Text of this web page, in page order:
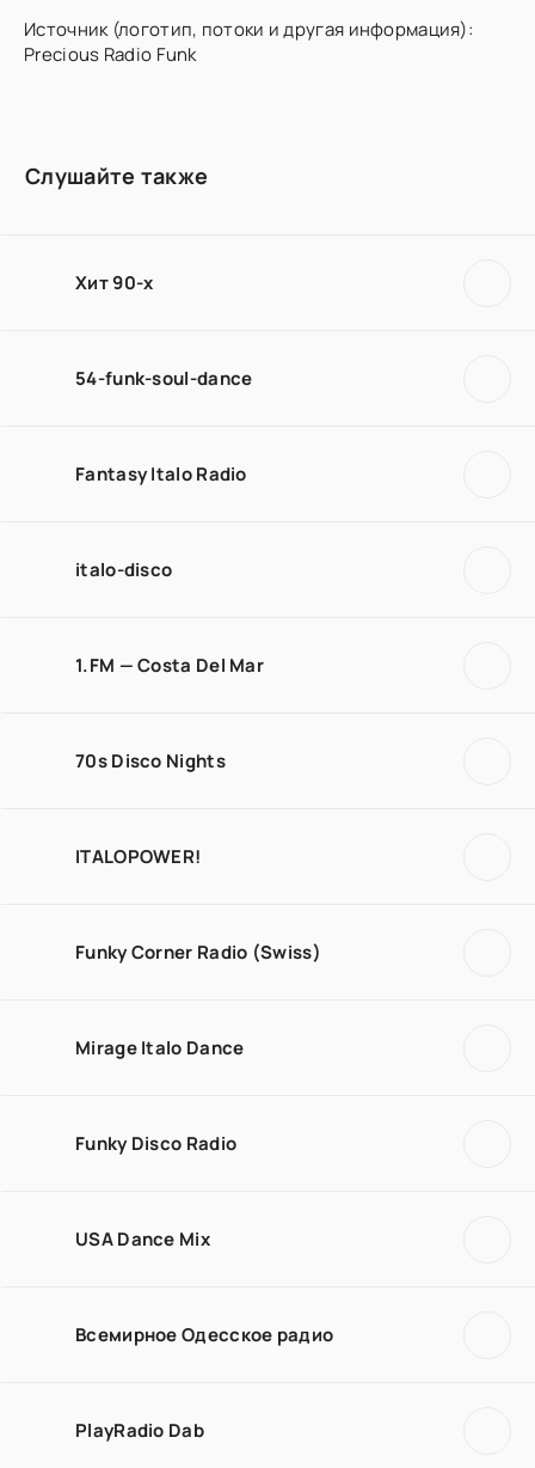
Источник (логотип, потоки и другая информация):
Precious Radio Funk
Слушайте также
Хит 90-х
54-funk-soul-dance
Fantasy Italo Radio
italo-disco
1.FM — Costa Del Mar
70s Disco Nights
ITALOPOWER!
Funky Corner Radio (Swiss)
Mirage Italo Dance
Funky Disco Radio
USA Dance Mix
Всемирное Одесское радио
PlayRadio Dab